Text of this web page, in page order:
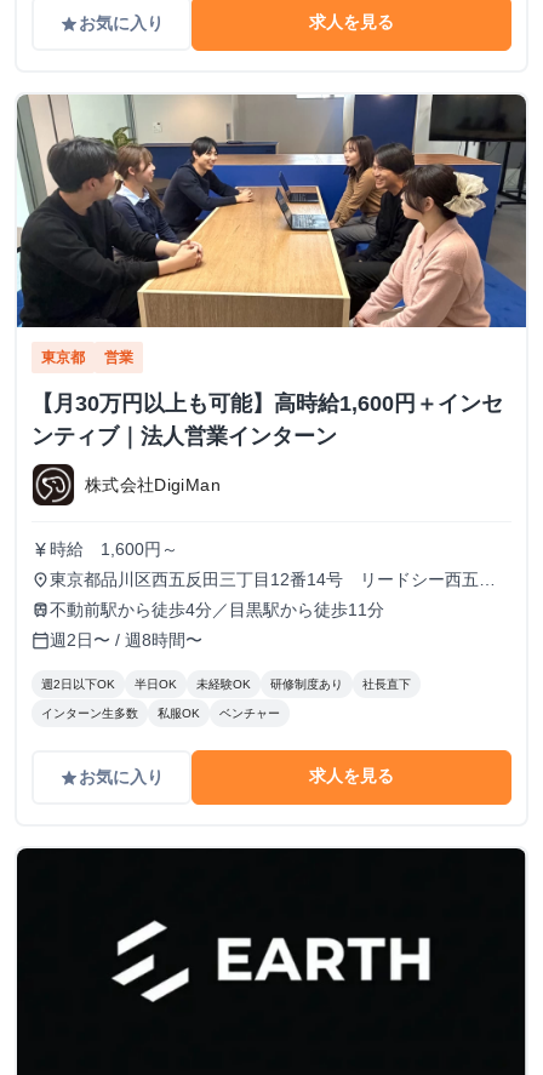
gradeお気に入り 求人を見る
東京都 営業
【月30万円以上も可能】高時給1,600円＋インセ
ンティブ｜法人営業インターン
株式会社DigiMan
currency_yen 時給 1,600円～
place東京都品川区西五反田三丁目12番14号 リードシー西五反
田ビル7-8階（受付8階）
train不動前駅から徒歩4分／目黒駅から徒歩11分
calendar_today週2日〜 / 週8時間〜
週2日以下OK 半日OK 未経験OK 研修制度あり 社長直下
インターン生多数 私服OK ベンチャー
gradeお気に入り 求人を見る